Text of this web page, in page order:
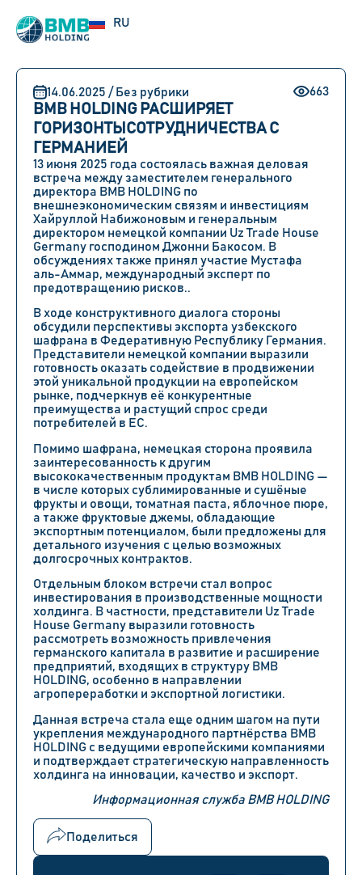
RU
EN
14.06.2025 / Без рубрики 663
BMB HOLDING РАСШИРЯЕТ
ГОРИЗОНТЫСОТРУДНИЧЕСТВА С
ГЕРМАНИЕЙ
13 июня 2025 года состоялась важная деловая
встреча между заместителем генерального
директора BMB HOLDING по
внешнеэкономическим связям и инвестициям
Хайруллой Набижоновым и генеральным
директором немецкой компании Uz Trade House
Germany господином Джонни Бакосом. В
обсуждениях также принял участие Мустафа
аль-Аммар, международный эксперт по
предотвращению рисков..
В ходе конструктивного диалога стороны
обсудили перспективы экспорта узбекского
шафрана в Федеративную Республику Германия.
Представители немецкой компании выразили
готовность оказать содействие в продвижении
этой уникальной продукции на европейском
рынке, подчеркнув её конкурентные
преимущества и растущий спрос среди
потребителей в ЕС.
Помимо шафрана, немецкая сторона проявила
заинтересованность к другим
высококачественным продуктам BMB HOLDING —
в числе которых сублимированные и сушёные
фрукты и овощи, томатная паста, яблочное пюре,
а также фруктовые джемы, обладающие
экспортным потенциалом, были предложены для
детального изучения с целью возможных
долгосрочных контрактов.
Отдельным блоком встречи стал вопрос
инвестирования в производственные мощности
холдинга. В частности, представители Uz Trade
House Germany выразили готовность
рассмотреть возможность привлечения
германского капитала в развитие и расширение
предприятий, входящих в структуру BMB
HOLDING, особенно в направлении
агропереработки и экспортной логистики.
Данная встреча стала еще одним шагом на пути
укрепления международного партнёрства BMB
HOLDING с ведущими европейскими компаниями
и подтверждает стратегическую направленность
холдинга на инновации, качество и экспорт.
Информационная служба BMB HOLDING
Поделиться